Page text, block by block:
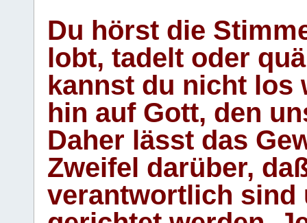
Du hörst die
lobt, tadelt oder
kannst du nicht los
hin auf Gott, den
Daher lässt das
Zweifel darüber,
verantwortlich sind